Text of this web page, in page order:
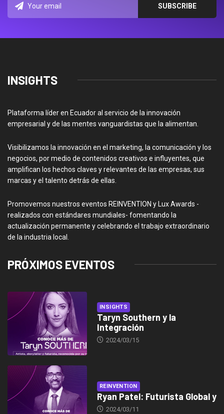
INSIGHTS
Plataforma líder en Ecuador al servicio de la innovación
empresarial y de las mentes vanguardistas que la alimentan.
Visibilizamos la innovación en el marketing, la comunicación y los
negocios, por medio de contenidos creativos e influyentes, que
amplifican los hechos claves y relevantes de las empresas, sus
marcas y el talento detrás de ellas.
Promovemos nuestros eventos REINVENTION y Lux Awards -
realizados con estándares mundiales- fomentando la
actualización permanente y celebrando el trabajo extraordinario
de la industria local.
PRÓXIMOS EVENTOS
INSIGHTS
Taryn Southern y la
Integración
2024/03/15
REINVENTION
Ryan Patel: Futurista Global y
2024/03/11